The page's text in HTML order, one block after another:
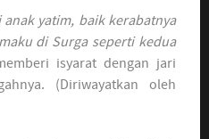
anak yatim, baik kerabatnya
di Surga seperti kedua
isyarat dengan jari
(Diriwayatkan oleh